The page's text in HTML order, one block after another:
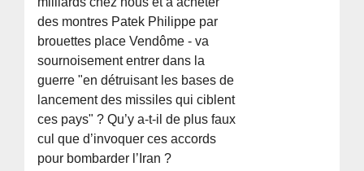
des montres Patek Philippe par
brouettes place Vendôme - va
sournoisement entrer dans la
guerre "en détruisant les bases de
lancement des missiles qui ciblent
ces pays" ? Qu’y a-t-il de plus faux
cul que d’invoquer ces accords
pour bombarder l’Iran ?